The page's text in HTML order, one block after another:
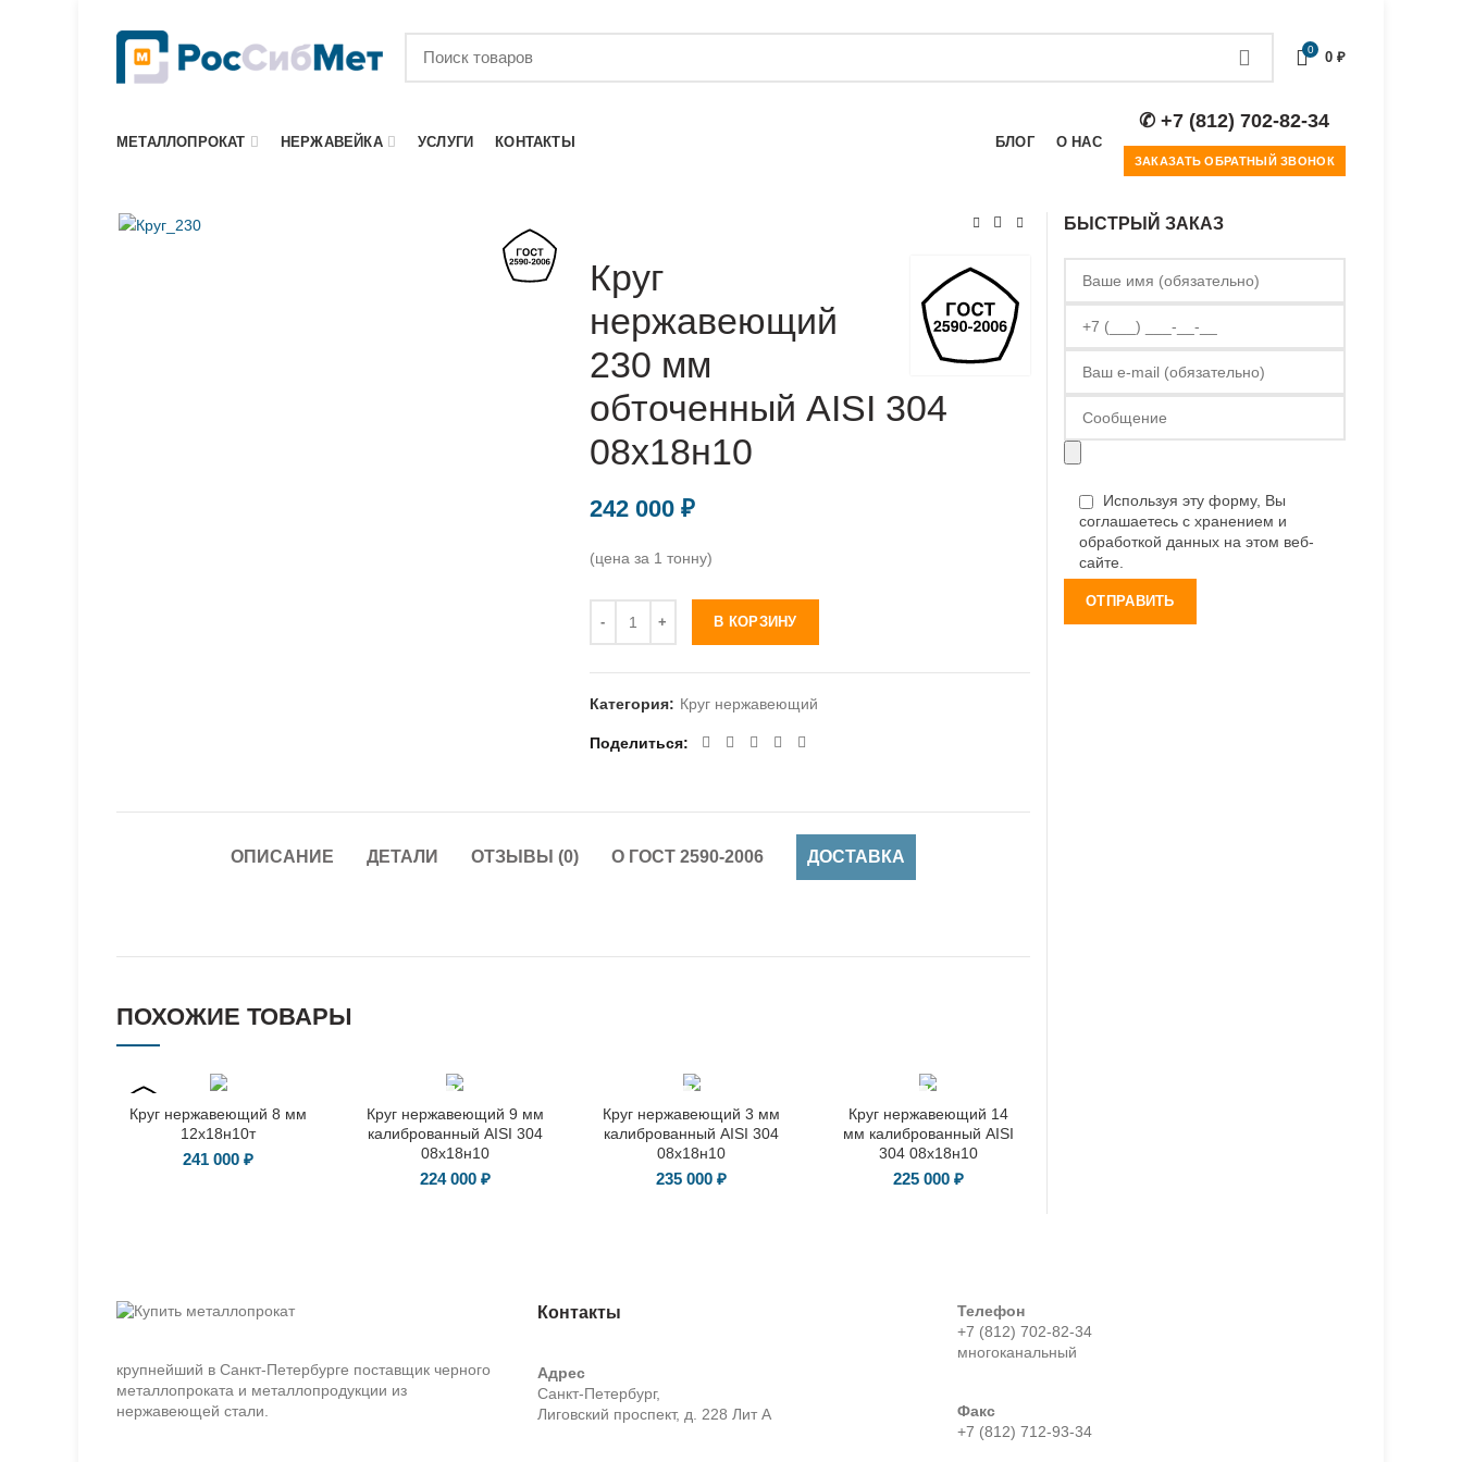
0 0 ₽
МЕТАЛЛОПРОКАТ НЕРЖАВЕЙКА УСЛУГИ КОНТАКТЫ БЛОГ О НАС
✆ +7 (812) 702-82-34
ЗАКАЗАТЬ ОБРАТНЫЙ ЗВОНОК
Круг
нержавеющий
230 мм
обточенный AISI 304
08х18н10
242 000 ₽
(цена за 1 тонну)
В КОРЗИНУ
Категория: Круг нержавеющий
Поделиться
ОПИСАНИЕ ДЕТАЛИ ОТЗЫВЫ (0) О ГОСТ 2590-2006 ДОСТАВКА
ПОХОЖИЕ ТОВАРЫ
Круг нержавеющий 8 мм
12х18н10т
241 000₽
75
Круг нержавеющий 9 мм
калиброванный AISI 304
08х18н10
224 000 ₽
75
Круг нержавеющий 3 мм
калиброванный AISI 304
08х18н10
235 000₽
75
Круг нержавеющий 14
мм калиброванный AISI
304 08х18н10
225 000 ₽
БЫСТРЫЙ ЗАКАЗ
Используя эту форму, Вы
соглашаетесь с хранением и
обработкой данных на этом веб-
сайте.
крупнейший в Санкт-Петербурге поставщик черного
металлопроката и металлопродукции из
нержавеющей стали.
Контакты
Адрес
Санкт-Петербург,
Лиговский проспект, д. 228 Лит А
Телефон
+7 (812) 702-82-34
многоканальный
Факс
+7 (812) 712-93-34